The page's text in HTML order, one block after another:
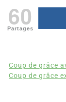
60
Partages
Coup de grâce
Coup de grâce